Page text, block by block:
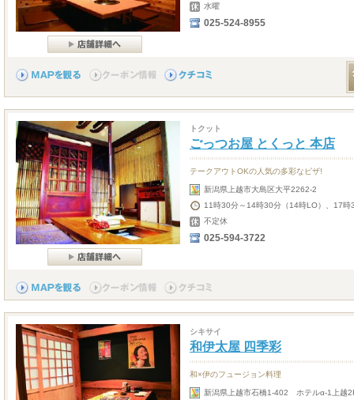
水曜
025-524-8955
トクット
ごっつお屋 とくっと 本店
テークアウトOKの人気の多彩なピザ!
新潟県上越市大島区大平2262-2
11時30分～14時30分（14時LO）、17
不定休
025-594-3722
シキサイ
和伊太屋 四季彩
和×伊のフュージョン料理
新潟県上越市石橋1-402 ホテルα-1上越